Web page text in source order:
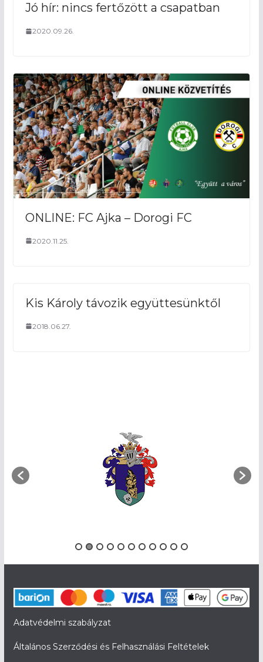
Jó hír: nincs fertőzött a csapatban
2020.09.26.
ONLINE: FC Ajka – Dorogi FC
2020.11.25.
Kis Károly távozik együttesünktől
2018.06.27.
Adatvédelmi szabályzat
Általános Szerződési és Felhasználási Feltételek